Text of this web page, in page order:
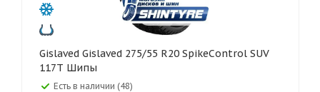
Gislaved Gislaved 275/55 R20 SpikeControl SUV
117T Шипы
Есть в наличии (48)